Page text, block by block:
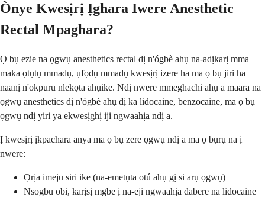
Ònye Kwesịrị Ịghara Iwere Anesthetic
Rectal Mpaghara?
Ọ bụ ezie na ọgwụ anesthetics rectal dị n'ógbè ahụ na-adịkarị mma
maka ọtụtụ mmadụ, ụfọdụ mmadụ kwesịrị izere ha ma ọ bụ jiri ha
naanị n'okpuru nlekọta ahụike. Ndị nwere mmeghachi ahụ a maara na
ọgwụ anesthetics dị n'ógbè ahụ dị ka lidocaine, benzocaine, ma ọ bụ
ọgwụ ndị yiri ya ekwesịghị iji ngwaahịa ndị a.
Ị kwesịrị ịkpachara anya ma ọ bụ zere ọgwụ ndị a ma ọ bụrụ na ị
nwere:
Ọrịa imeju siri ike (na-emetụta otú ahụ gị si arụ ọgwụ)
Nsogbu obi, karịsị mgbe ị na-eji ngwaahịa dabere na lidocaine